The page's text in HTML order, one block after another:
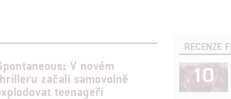
V novém
začali samovolně
teenageři
RECENZE
10